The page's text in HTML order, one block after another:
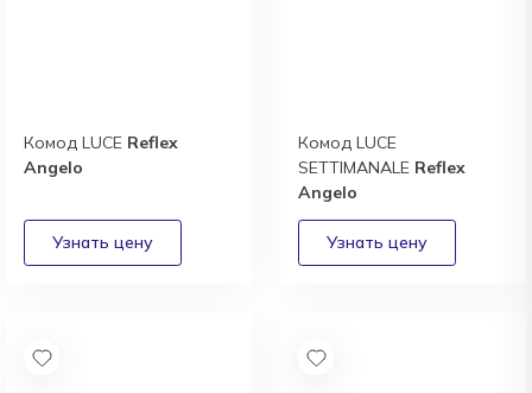
Комод LUCE Reflex
Angelo
Комод LUCE
SETTIMANALE Reflex
Angelo